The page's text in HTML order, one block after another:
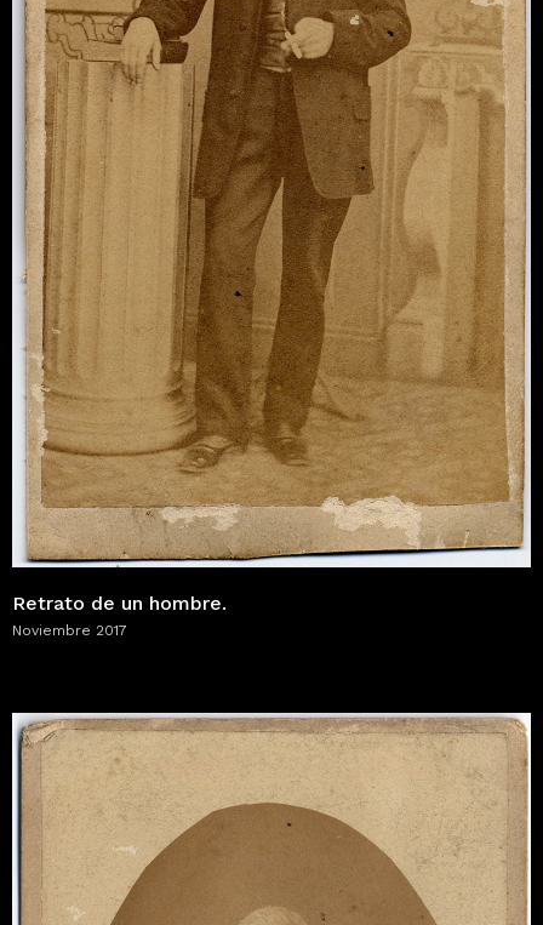
Retrato de un hombre.
Noviembre 2017